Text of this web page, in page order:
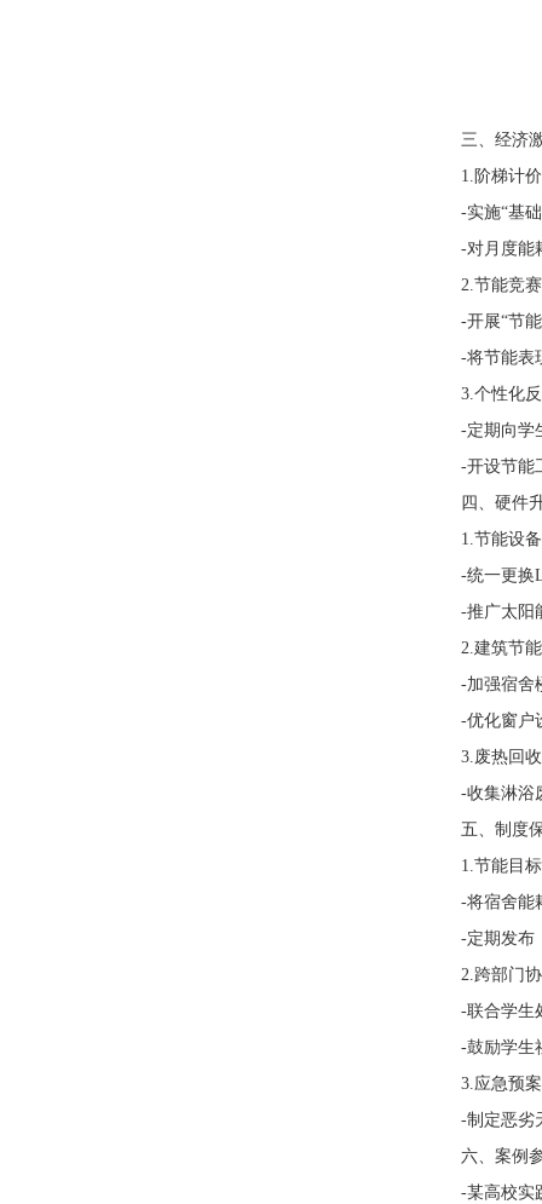
三、经济激
1.阶梯计价
-实施“基础
-对月度能耗
2.节能竞赛
-开展“节能*
-将节能表现
3.个性化反
-定期向学生
-开设节能工
四、硬件升
1.节能设备
-统一更换
-推广太阳能
2.建筑节能
-加强宿舍楼
-优化窗户设
3.废热回收
-收集淋浴废
五、制度保
1.节能目标
-将宿舍能耗
-定期发布《
2.跨部门协
-联合学生处
-鼓励学生社
3.应急预案
-制定恶劣天
六、案例参
-某高校实践